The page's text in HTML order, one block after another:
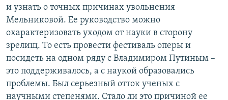
и узнать о точных причинах увольнения
Мельниковой. Ее руководство можно
охарактеризовать уходом от науки в сторону
зрелищ. То есть провести фестиваль оперы и
посидеть на одном ряду с Владимиром Путиным –
это поддерживалось, а с наукой образовались
проблемы. Был серьезный отток ученых с
научными степенями. Стало ли это причиной ее